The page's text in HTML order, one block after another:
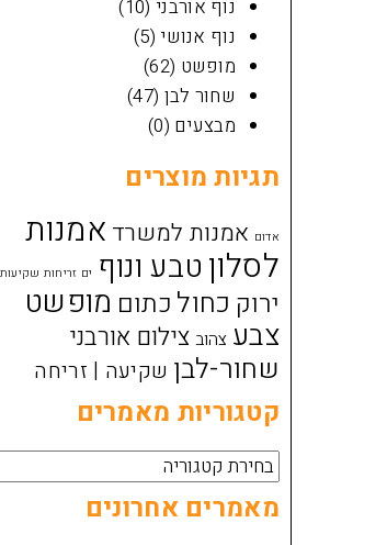
נוף אורבני (10)
נוף אנושי (5)
מופשט (62)
שחור לבן (47)
מבצעים (0)
תגיות מוצרים
אדום אמנות למשרד אמנות
לסלוןטבע ונוף ים זריחות שקיעות
ירוק כחול כתום מופשט
צבע צהוב צילום אורבני
שחור-לבן שקיעה | זריחה
קטגוריות מאמרים
קטגוריות
מאמרים אחרונים